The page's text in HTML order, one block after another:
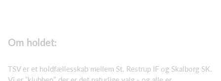
Om holdet:
TSV er et holdfællesskab mellem St. Restrup IF og Skalborg SK.